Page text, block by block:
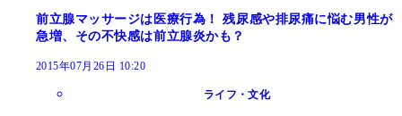
前立腺マッサージは医療行為！ 残尿感や排尿痛に悩む男性が
急増、その不快感は前立腺炎かも？
2015年07月26日 10:20
ライフ・文化